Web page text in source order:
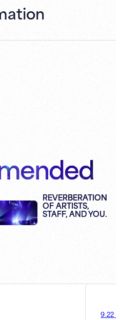
REVERBERATION
OF ARTISTS,
STAFF, AND YOU.
9.22